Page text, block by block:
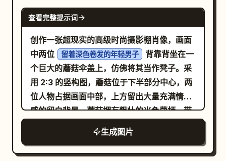
かしら受け取ってくれるだろ！！片っ端から
当たれ！！」。最终氛围是冷幽默式的恐怖与
职场荒诞感。 文本限制：完全保留上述日语对
话。使用粗体手写风格的漫画字体。将受审查
的公司名称保留为 「ヤ〇ト」，而非真实品
牌。不要添加额外的标题、Logo、水印或页
码。 构图限制：页面必须包含四个画格，三个
固定角色，一个微型仓鼠工作站，一个年轻员
工的普通工作站，以及一个仅在最后一格可见
的挂钟。强调可爱仓鼠与冷酷、过度劳累的职
场戏剧之间的对比。
散射效果，清晰可见的人物面部带有镜面微高
光，保留了自然的皮肤纹理。 群体中发型各
异，头发随着旋转动作向外飘动，发丝在离心
力作用下悬停在半空中。她们穿着
时尚且协调的混搭风格，包括宝石色调的时尚大衣
和吊带裙
，衣物随着旋转向外展开。 光线融合了最后深
蓝色的环境暮光与大教堂刚刚开启的温暖建筑
泛光灯，在群体身上形成了鲜明的冷暖对比。
阴影区域带有细腻的 ISO 400 胶片颗粒感。纵
插画，非动漫。
GPT IMAGE 2
查看完整提示词
创作一张超现实的高级时尚摄影棚肖像，画面
中两位
留着深色卷发的年轻男子
背靠背坐在一
个巨大的蘑菇伞盖上，仿佛将其当作凳子。采
用 2:3 的竖构图，蘑菇位于下半部分中心，两
位人物占据画面中部，上方留出大量充满情绪
感的留白背景。蘑菇拥有粗壮的米色菌柄，带
有天然斑点，伞盖硕大圆润，顶部覆盖着褪色
的蓝色牛仔布料，边缘有磨损的接缝，底部为
棕褐色。左侧人物身穿深棕色廓形夹克、深棕
生成图片